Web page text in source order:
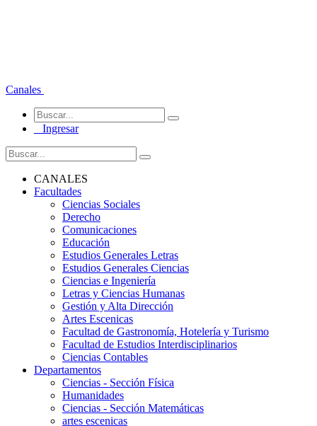
Canales
Ingresar
CANALES
Facultades
Ciencias Sociales
Derecho
Comunicaciones
Educación
Estudios Generales Letras
Estudios Generales Ciencias
Ciencias e Ingeniería
Letras y Ciencias Humanas
Gestión y Alta Dirección
Artes Escenicas
Facultad de Gastronomía, Hotelería y Turismo
Facultad de Estudios Interdisciplinarios
Ciencias Contables
Departamentos
Ciencias - Sección Física
Humanidades
Ciencias - Sección Matemáticas
artes escenicas